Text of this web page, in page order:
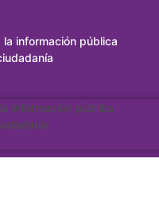
información pública
información pública